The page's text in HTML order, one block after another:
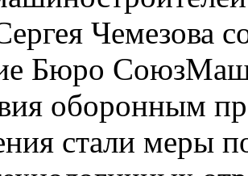
Чемезова
Бюро
оборонным
стали меры